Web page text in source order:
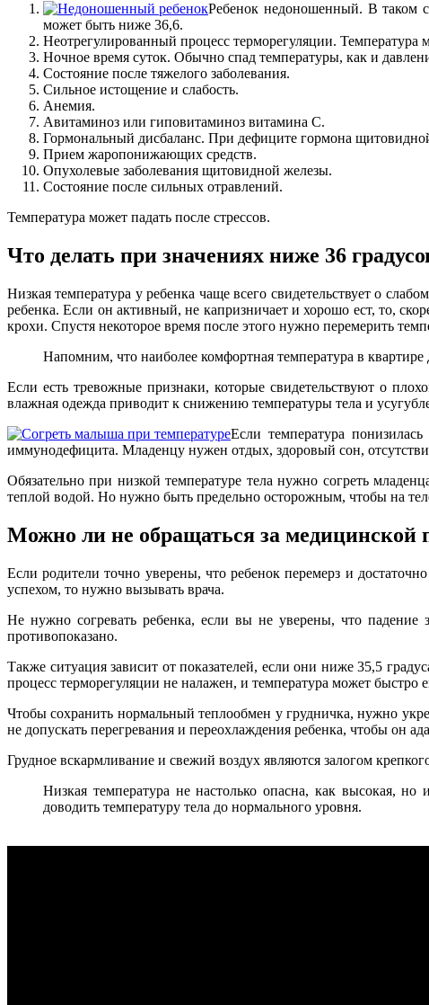
Ребенок недоношенный. В таком
может быть ниже 36,6.
Неотрегулированный процесс терморегуляции. Температура
Ночное время суток. Обычно спад температуры, как и
Состояние после тяжелого заболевания.
Сильное истощение и слабость.
Анемия.
Авитаминоз или гиповитаминоз витамина С.
Гормональный дисбаланс. При дефиците гормона
Прием жаропонижающих средств.
Опухолевые заболевания щитовидной железы.
Состояние после сильных отравлений.
Температура может падать после стрессов.
Что делать при значениях ниже 36
Низкая температура у ребенка чаще всего свидетельствует о
ребенка. Если он активный, не капризничает и хорошо ест, то,
крохи. Спустя некоторое время после этого нужно перемерить
Напомним, что наиболее комфортная температура в
Если есть тревожные признаки, которые свидетельствуют о
влажная одежда приводит к снижению температуры тела и
Если температура
иммунодефицита. Младенцу нужен отдых, здоровый сон,
Обязательно при низкой температуре тела нужно согреть
теплой водой. Но нужно быть предельно осторожным, чтобы на
Можно ли не обращаться за
Если родители точно уверены, что ребенок перемерз и
успехом, то нужно вызывать врача.
Не нужно согревать ребенка, если вы не уверены, что падение
противопоказано.
Также ситуация зависит от показателей, если они ниже 35,5
процесс терморегуляции не налажен, и температура может быстро
Чтобы сохранить нормальный теплообмен у грудничка, нужно
не допускать перегревания и переохлаждения ребенка, чтобы он
Грудное вскармливание и свежий воздух являются залогом
Низкая температура не настолько опасна, как высокая,
доводить температуру тела до нормального уровня.